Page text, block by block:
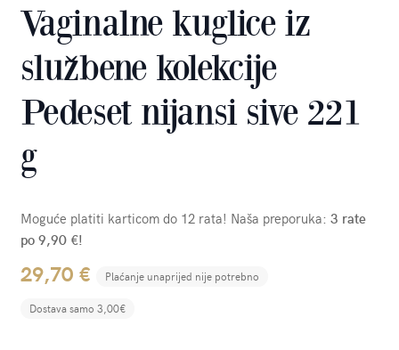
Vaginalne kuglice iz
službene kolekcije
Pedeset nijansi sive 221
g
Moguće platiti karticom do 12 rata! Naša preporuka: 3 rate
po 9,90 €!
29,70 € Plaćanje unaprijed nije potrebno
Dostava samo 3,00€